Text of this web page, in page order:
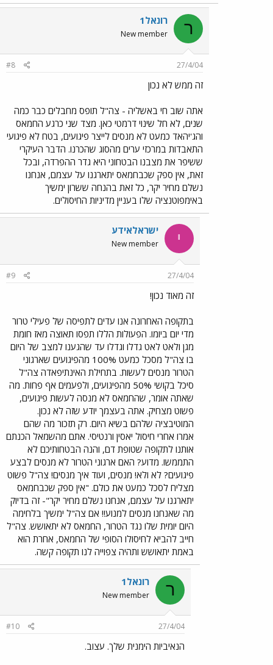
ר רונאל1
New member
27/4/04
#8
זה ממש לא נכון
אתה שוב חי באשליה - צה"ל תופס מחבלים כבר כמה
שנים, לא חל שינוי דרמטי כאן. מצד שני כרגע החמאס
והג'יהאד כמעט לא מנסים לייצר פיגועים, בטח לא פיגועי
התאבדות במרכזי ערים מהסוג שהכרנו. הדבר העיקרי
ששיפר את מצבנו הבטחוני היא גדר ההפרדה, ובכל
זאת, אין ספק שכבחמאס יתארגנו על עצמם, אנחנו
נשלם מחיר יקר, כל זאת בהנחה ששרון ימשיך
באימפוטנציה שלו בעניין מדיניות החיסולים.
י ישראלאידע
New member
27/4/04
#9
זה מאוד נכון!
בתקופה האחרונה אנו עדים לתפיסה של פעילי טרור
מדי יום ביומו. הפעולות הללו תפסו תאוצה מאז חומת
מגן ולאט לאט גדלו וגדלו עד שהגענו למצב של היום
בו צה"ל מסכל כמעט 100% מהפיגועים שארגוני
הטרור מנסים לעשות. בתחילת האינתיפאדה צה"ל
סיכל בקושי 50% מהפיגועים, ולפעמים אף פחות. מה
שאתה אומר, שהחמאס לא מנסה לעשות פיגועים,
פשוט מצחיק. אתה בעצמך יודע שזה לא נכון.
המוטיבציה שלהם בשיא היום. רק תזכור מה שהם
אמרו אחרי חיסול יאסין ורנטיסי. אתם מהשמאל הכנתם
אותנו לתקופה שטופת דם, והנה הבטחותיכם לא
התממשו. מדוע? האם ארגוני הטרור לא מנסים לבצע
פיגועים? לא ולא! מנסים, ועוד איך מנסים! צה"ל פשוט
מצליח לסכל כמעט את כולם. "אין ספק שכבחמאס
יתארגנו על עצמם, אנחנו נשלם מחיר יקר"- זה בדיוק
מה שאנחנו מנסים למנוע!! אם צה"ל ימשיך בלחימה
היום יומית שלו נגד הטרור, החמאס לא יתאושש. צה"ל
חייב להביא לחיסולו הסופי של החמאס, אחרת הוא
באמת יתאושש ותהיה צפוייה לנו תקופה קשה.
ר רונאל1
New member
27/4/04
#10
הנאיביות הימנית שלך. עצוב.